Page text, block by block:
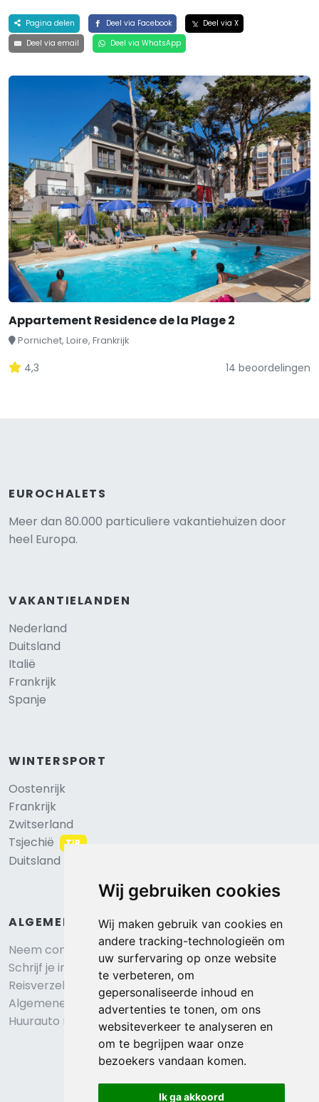
Wij gebruiken cookies
Wij maken gebruik van cookies en
andere tracking-technologieën om
uw surfervaring op onze website
te verbeteren, om
gepersonaliseerde inhoud en
advertenties te tonen, om ons
websiteverkeer te analyseren en
om te begrijpen waar onze
bezoekers vandaan komen.
Ik ga akkoord
Pagina delen Deel via Facebook
Deel via X
Deel via email
Deel via WhatsApp
Appartement Residence de la Plage 2
Pornichet, Loire, Frankrijk
4,3 14 beoordelingen
EUROCHALETS
Meer dan 80.000 particuliere vakantiehuizen door
heel Europa.
VAKANTIELANDEN
Nederland
Duitsland
Italië
Frankrijk
Spanje
WINTERSPORT
Oostenrijk
Frankrijk
Zwitserland
Tsjechië
TIP
Duitsland
ALGEMEEN
Neem contact op
Schrijf je in voor onze nieuwsbrief
Reisverzekering afsluiten
Algemene voorwaarden
Huurauto reserveren